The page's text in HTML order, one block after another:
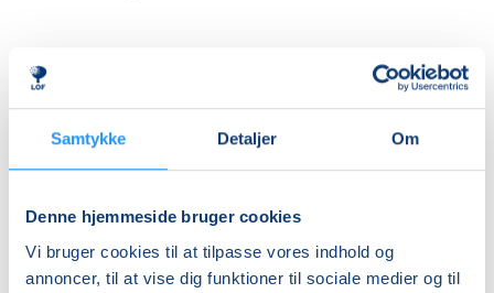
Samtykke Detaljer Om
Denne hjemmeside bruger cookies
Vi bruger cookies til at tilpasse vores indhold og
annoncer, til at vise dig funktioner til sociale medier og til
Priser
Almen
DKK 1.760,00
Nummer